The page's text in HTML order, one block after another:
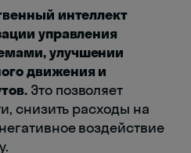
интеллект
управления
улучшении
движения и
Это позволяет
снизить расходы на
воздействие